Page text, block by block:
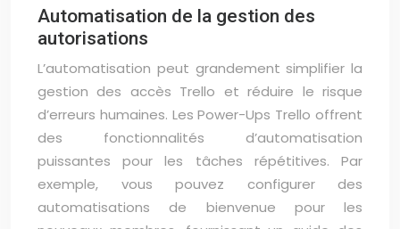
Automatisation de la gestion des
autorisations
L’automatisation peut grandement simplifier la
gestion des accès Trello et réduire le risque
d’erreurs humaines. Les Power-Ups Trello offrent
des fonctionnalités d’automatisation
puissantes pour les tâches répétitives. Par
exemple, vous pouvez configurer des
automatisations de bienvenue pour les